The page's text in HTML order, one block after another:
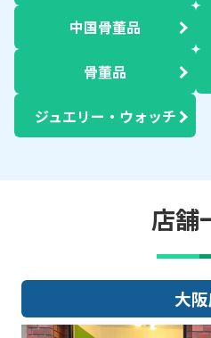
中国骨董品
骨董品
ジュエリー・ウォッチ
店舗
大